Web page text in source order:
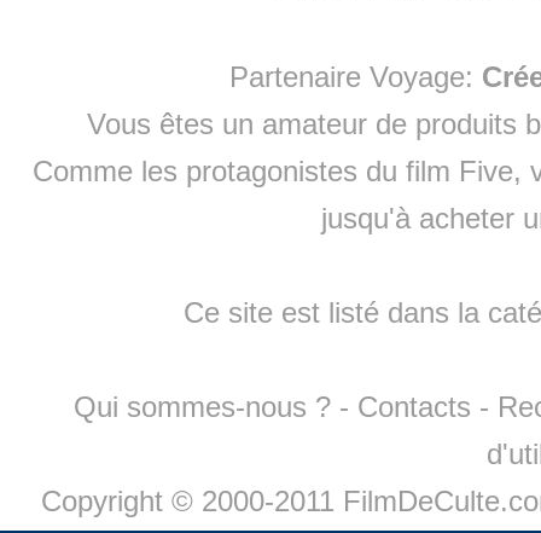
Partenaire Voyage:
Vous êtes un amateur de produits
Comme les protagonistes du film Five,
jusqu'à acheter
Ce site est listé dans la
Qui sommes-nous ? - Contacts -
Copyright © 2000-2011